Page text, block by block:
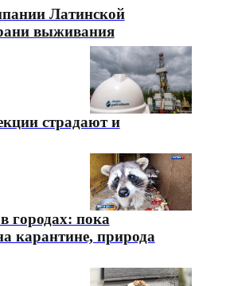
Латинской
выживания
страдают и
городах: пока
карантине, природа